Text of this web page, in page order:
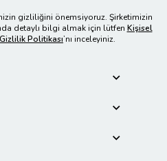
gizliliğini önemsiyoruz. Şirketimizin
detaylı bilgi almak için lütfen Kişisel
Politikası’nı inceleyiniz.